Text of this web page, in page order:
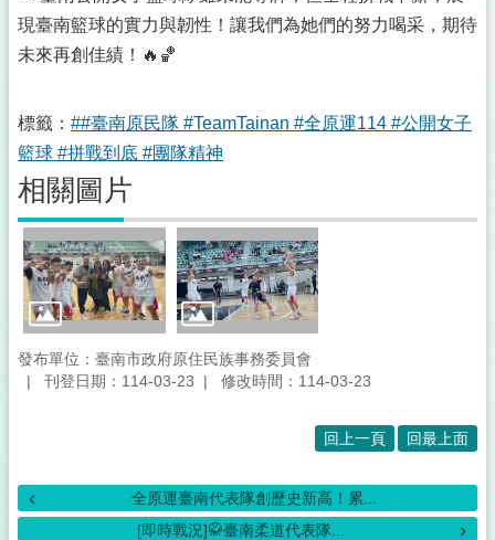
現臺南籃球的實力與韌性！讓我們為她們的努力喝采，期待
未來再創佳績！🔥🏀
標籤： ##臺南原民隊 #TeamTainan #全原運114 #公開女子
籃球 #拼戰到底 #團隊精神
相關圖片
發布單位：臺南市政府原住民族事務委員會
刊登日期：114-03-23
修改時間：114-03-23
回上一頁 回最上面
全原運臺南代表隊創歷史新高！累...
[即時戰況]🥋臺南柔道代表隊...